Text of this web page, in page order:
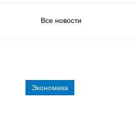
Все новости
Экономика